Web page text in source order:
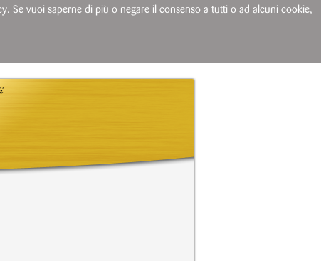
Se vuoi saperne di più o negare il consenso a tutti o ad alcuni cookie,